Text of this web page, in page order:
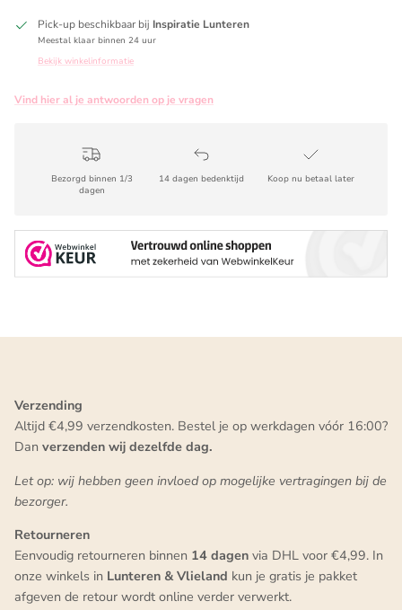
Pick-up beschikbaar bij Inspiratie Lunteren
Meestal klaar binnen 24 uur
Bekijk winkelinformatie
Vind hier al je antwoorden op je vragen
Bezorgd binnen 1/3
dagen
14 dagen bedenktijd Koop nu betaal later
Verzending
Altijd €4,99 verzendkosten. Bestel je op werkdagen vóór 16:00?
Dan verzenden wij dezelfde dag.
Let op: wij hebben geen invloed op mogelijke vertragingen bij de
bezorger.
Retourneren
Eenvoudig retourneren binnen 14 dagen via DHL voor €4,99. In
onze winkels in Lunteren & Vlieland kun je gratis je pakket
afgeven de retour wordt online verder verwerkt.